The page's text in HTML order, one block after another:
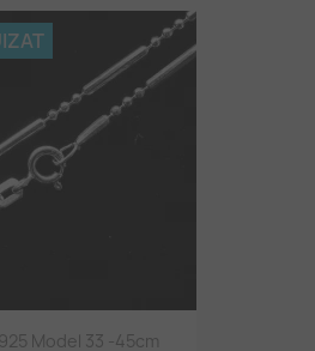
Model 33 -45cm